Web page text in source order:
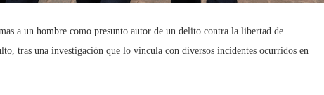
a un hombre como presunto autor de un delito contra la libertad de
tras una investigación que lo vincula con diversos incidentes ocurridos en